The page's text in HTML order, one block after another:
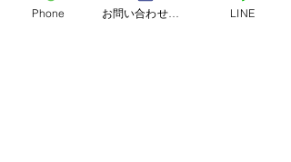
Phone お問い合わせフォーム LINE